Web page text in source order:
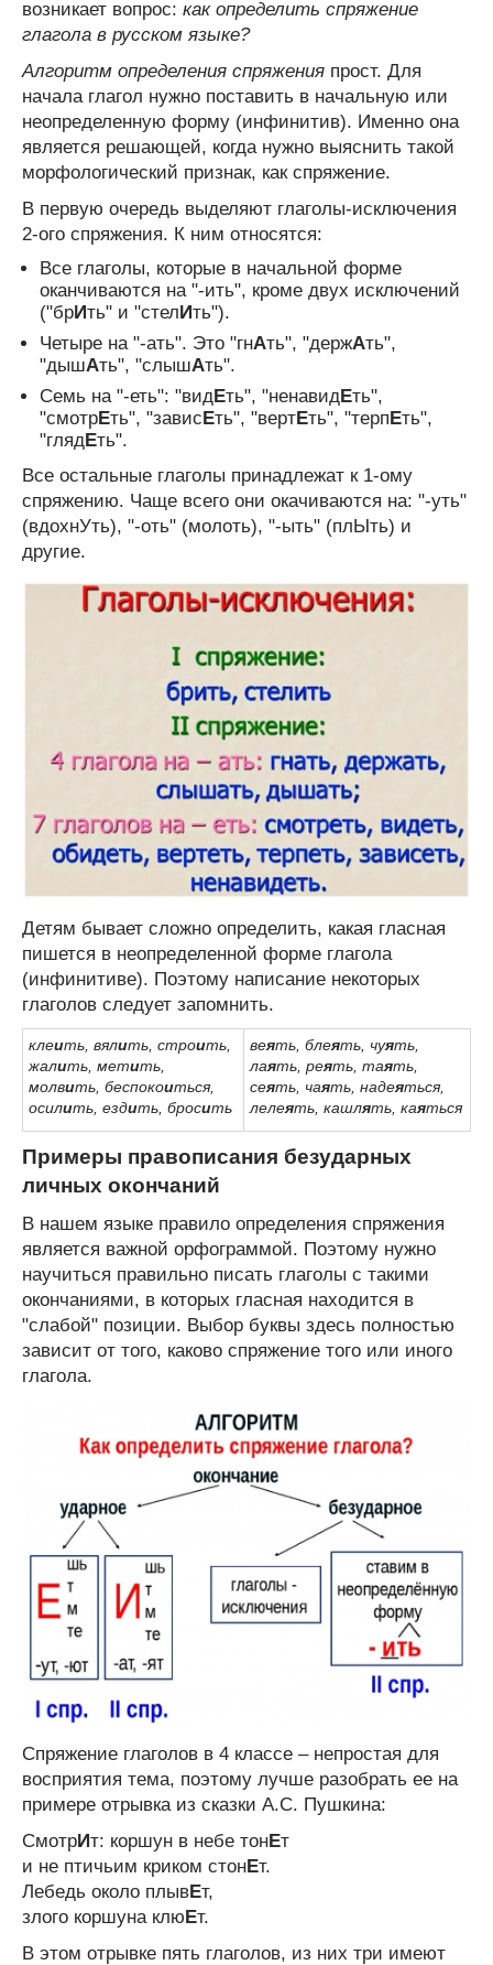
возникает вопрос: как определить спряжение
глагола в русском языке?
Алгоритм определения спряжения прост. Для
начала глагол нужно поставить в начальную или
неопределенную форму (инфинитив). Именно она
является решающей, когда нужно выяснить такой
морфологический признак, как спряжение.
В первую очередь выделяют глаголы-исключения
2-ого спряжения. К ним относятся:
Все глаголы, которые в начальной форме
оканчиваются на "-ить", кроме двух исключений
("брИть" и "стелИть").
Четыре на "-ать". Это "гнАть", "держАть",
"дышАть", "слышАть".
Семь на "-еть": "видЕть", "ненавидЕть",
"смотрЕть", "зависЕть", "вертЕть", "терпЕть",
"глядЕть".
Все остальные глаголы принадлежат к 1-ому
спряжению. Чаще всего они окачиваются на: "-уть"
(вдохнУть), "-оть" (молоть), "-ыть" (плЫть) и
другие.
Детям бывает сложно определить, какая гласная
пишется в неопределенной форме глагола
(инфинитиве). Поэтому написание некоторых
глаголов следует запомнить.
клеить, вялить, строить,
жалить, метить,
молвить, беспокоиться,
осилить, ездить, бросить
веять, блеять, чуять,
лаять, реять, таять,
сеять, чаять, надеяться,
лелеять, кашлять, каяться
Примеры правописания безударных
личных окончаний
В нашем языке правило определения спряжения
является важной орфограммой. Поэтому нужно
научиться правильно писать глаголы с такими
окончаниями, в которых гласная находится в
"слабой" позиции. Выбор буквы здесь полностью
зависит от того, каково спряжение того или иного
глагола.
Cпряжение глаголов в 4 классе – непростая для
восприятия тема, поэтому лучше разобрать ее на
примере отрывка из сказки А.С. Пушкина:
СмотрИт: коршун в небе тонЕт
и не птичьим криком стонЕт.
Лебедь около плывЕт,
злого коршуна клюЕт.
В этом отрывке пять глаголов, из них три имеют